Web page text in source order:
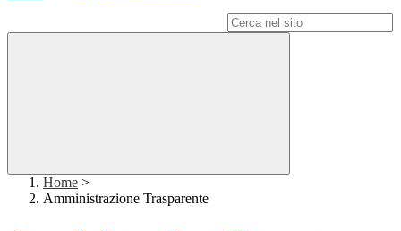
Home >
Amministrazione Trasparente